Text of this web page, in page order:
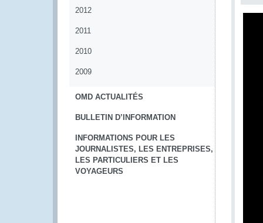
2012
2011
2010
2009
OMD ACTUALITÉS
BULLETIN D’INFORMATION
INFORMATIONS POUR LES
JOURNALISTES, LES ENTREPRISES,
LES PARTICULIERS ET LES
VOYAGEURS